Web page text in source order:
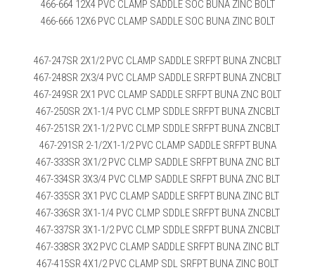
466-664 12X4 PVC CLAMP SADDLE SOC BUNA ZINC BOLT
466-666 12X6 PVC CLAMP SADDLE SOC BUNA ZINC BOLT
467-247SR 2X1/2 PVC CLAMP SADDLE SRFPT BUNA ZNCBLT
467-248SR 2X3/4 PVC CLAMP SADDLE SRFPT BUNA ZNCBLT
467-249SR 2X1 PVC CLAMP SADDLE SRFPT BUNA ZNC BOLT
467-250SR 2X1-1/4 PVC CLMP SDDLE SRFPT BUNA ZNCBLT
467-251SR 2X1-1/2 PVC CLMP SDDLE SRFPT BUNA ZNCBLT
467-291SR 2-1/2X1-1/2 PVC CLAMP SADDLE SRFPT BUNA
467-333SR 3X1/2 PVC CLMP SADDLE SRFPT BUNA ZNC BLT
467-334SR 3X3/4 PVC CLMP SADDLE SRFPT BUNA ZNC BLT
467-335SR 3X1 PVC CLAMP SADDLE SRFPT BUNA ZINC BLT
467-336SR 3X1-1/4 PVC CLMP SDDLE SRFPT BUNA ZNCBLT
467-337SR 3X1-1/2 PVC CLMP SDDLE SRFPT BUNA ZNCBLT
467-338SR 3X2 PVC CLAMP SADDLE SRFPT BUNA ZINC BLT
467-415SR 4X1/2 PVC CLAMP SDL SRFPT BUNA ZINC BOLT